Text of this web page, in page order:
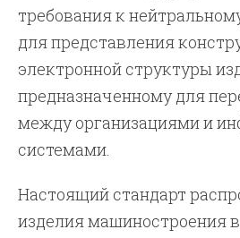
требования к
для представления
электронной структуры
предназначенному для
между организациями и
системами.
Настоящий стандарт
изделия машиностроения